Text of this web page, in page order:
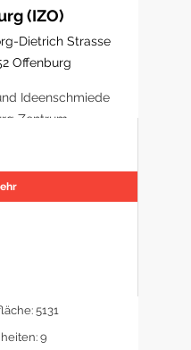
(IZO)
Dietrich Strasse
Offenburg
Ideenschmiede
Zentrum
5131
9